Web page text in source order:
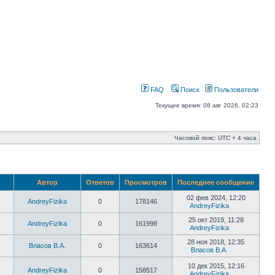
FAQ Поиск Пользователи
Текущее время: 08 авг 2026, 02:23
Часовой пояс: UTC + 4 часа
Автор Ответов Просмотров Последнее сообщение
AndreyFizika 0 178146
02 фев 2024, 12:20
AndreyFizika
AndreyFizika 0 161998
25 окт 2019, 11:28
AndreyFizika
Власов В.А. 0 163614
28 ноя 2018, 12:35
Власов В.А.
AndreyFizika 0 158517
10 дек 2015, 12:16